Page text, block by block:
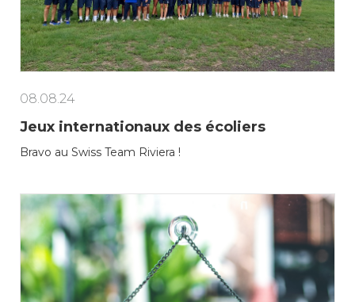
08.08.24
Jeux internationaux des écoliers
Bravo au Swiss Team Riviera !